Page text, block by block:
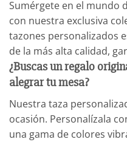
Sumérgete en el mundo
con nuestra exclusiva
tazones personalizados
de la más alta calidad,
¿Buscas un regalo
alegrar tu mesa?
Nuestra taza
ocasión. Personalízala
una gama de colores